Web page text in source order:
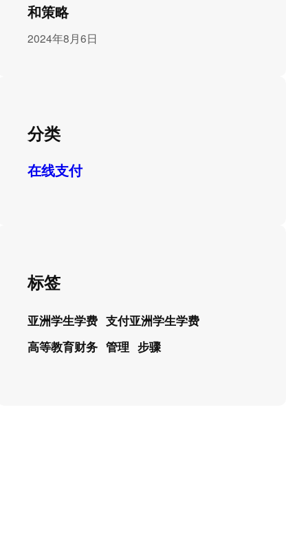
和策略
2024年8月6日
分类
在线支付
标签
亚洲学生学费 支付亚洲学生学费
高等教育财务 管理 步骤